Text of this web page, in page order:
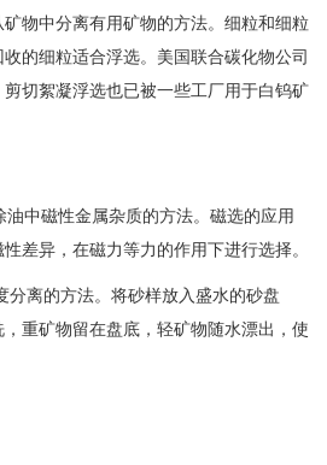
物中分离有用矿物的方法。细粒和细粒
的细粒适合浮选。美国联合碳化物公司
切絮凝浮选也已被一些工厂用于白钨矿
中磁性金属杂质的方法。磁选的应用
差异，在磁力等力的作用下进行选择。
分离的方法。将砂样放入盛水的砂盘
重矿物留在盘底，轻矿物随水漂出，使